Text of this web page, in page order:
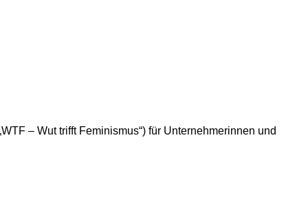
– Wut trifft Feminismus“) für Unternehmerinnen und